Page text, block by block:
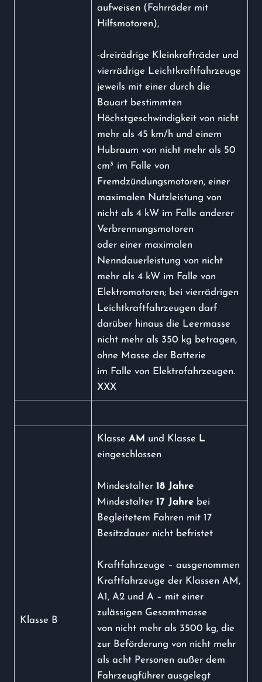
aufweisen (Fahrräder mit
Hilfsmotoren),
-dreirädrige Kleinkrafträder und
vierrädrige Leichtkraftfahrzeuge
jeweils mit einer durch die
Bauart bestimmten
Höchstgeschwindigkeit von nicht
mehr als 45 km/h und einem
Hubraum von nicht mehr als 50
cm³ im Falle von
Fremdzündungsmotoren, einer
maximalen Nutzleistung von
nicht als 4 kW im Falle anderer
Verbrennungsmotoren
oder einer maximalen
Nenndauerleistung von nicht
mehr als 4 kW im Falle von
Elektromotoren; bei vierrädrigen
Leichtkraftfahrzeugen darf
darüber hinaus die Leermasse
nicht mehr als 350 kg betragen,
ohne Masse der Batterie
im Falle von Elektrofahrzeugen.
XXX
Klasse B
Klasse AM und Klasse L
eingeschlossen
Mindestalter 18 Jahre
Mindestalter 17 Jahrebei
Begleitetem Fahren mit 17
Besitzdauer nicht befristet
Kraftfahrzeuge – ausgenommen
Kraftfahrzeuge der Klassen AM,
A1, A2 und A – mit einer
zulässigen Gesamtmasse
von nicht mehr als 3500 kg, die
zur Beförderung von nicht mehr
als acht Personen außer dem
Fahrzeugführer ausgelegt